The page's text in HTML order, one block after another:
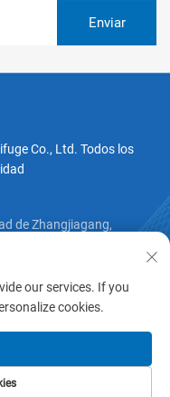
Co., Ltd. Todos los
de Zhangjiagang,
our services. If you
cookies.